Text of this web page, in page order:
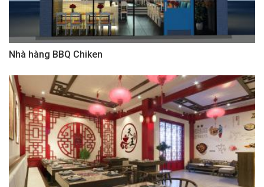
Nhà hàng BBQ Chiken